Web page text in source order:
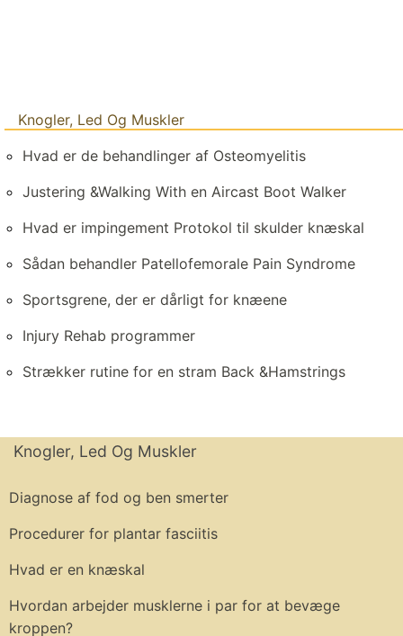
Knogler, Led Og Muskler
Hvad er de behandlinger af Osteomyelitis
Justering &Walking With en Aircast Boot Walker
Hvad er impingement Protokol til skulder knæskal
Sådan behandler Patellofemorale Pain Syndrome
Sportsgrene, der er dårligt for knæene
Injury Rehab programmer
Strækker rutine for en stram Back &Hamstrings
Knogler, Led Og Muskler
Diagnose af fod og ben smerter
Procedurer for plantar fasciitis
Hvad er en knæskal
Hvordan arbejder musklerne i par for at bevæge
kroppen?